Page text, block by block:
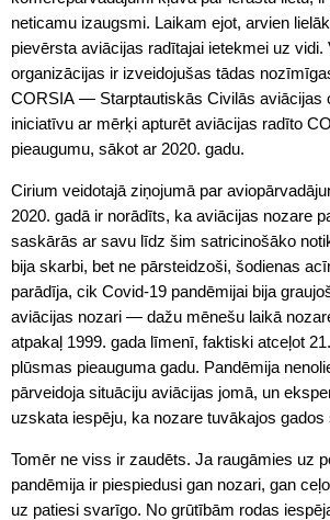
neticamu izaugsmi. Laikam ejot, arvien
pievērsta aviācijas radītajai ietekmei uz vidi.
organizācijas ir izveidojušas tādas
CORSIA — Starptautiskās Civilās aviācijas
iniciatīvu ar mērķi apturēt aviācijas radīto
pieaugumu, sākot ar 2020. gadu.
Cirium veidotajā ziņojumā par
2020. gadā ir norādīts, ka aviācijas nozare
saskārās ar savu līdz šim satricinošāko
bija skarbi, bet ne pārsteidzoši, šodienas
parādīja, cik Covid-19 pandēmijai bija
aviācijas nozari — dažu mēnešu laikā
atpakaļ 1999. gada līmenī, faktiski atceļot
plūsmas pieauguma gadu. Pandēmija
pārveidoja situāciju aviācijas jomā, un
uzskata iespēju, ka nozare tuvākajos gados
Tomēr ne viss ir zaudēts. Ja raugāmies uz
pandēmija ir piespiedusi gan nozari, gan
uz patiesi svarīgo. No grūtībām rodas